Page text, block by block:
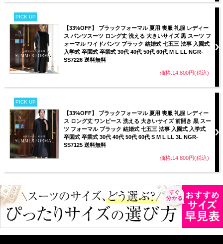
PICK UP
【33%OFF】 ブラックフォーマル 夏用 喪服 礼服 レディー
ス パンツスーツ ロング丈 洗える 大きいサイズ 黒 スーツ フ
ォーマル ワイドパンツ ブラック 結婚式 七五三 法事 入園式
入学式 卒園式 卒業式 30代 40代 50代 60代 M L LL NGR-
SS7226 送料無料
価格:14,800円(税込)
PICK UP
【33%OFF】 ブラックフォーマル 夏用 喪服 礼服 レディー
ス ロング丈 ワンピース 洗える 大きいサイズ 前開き 黒 スー
ツ フォーマル ブラック 結婚式 七五三 法事 入園式 入学式
卒園式 卒業式 30代 40代 50代 60代 S M L LL 3L NGR-
SS7125 送料無料
価格:14,800円(税込)